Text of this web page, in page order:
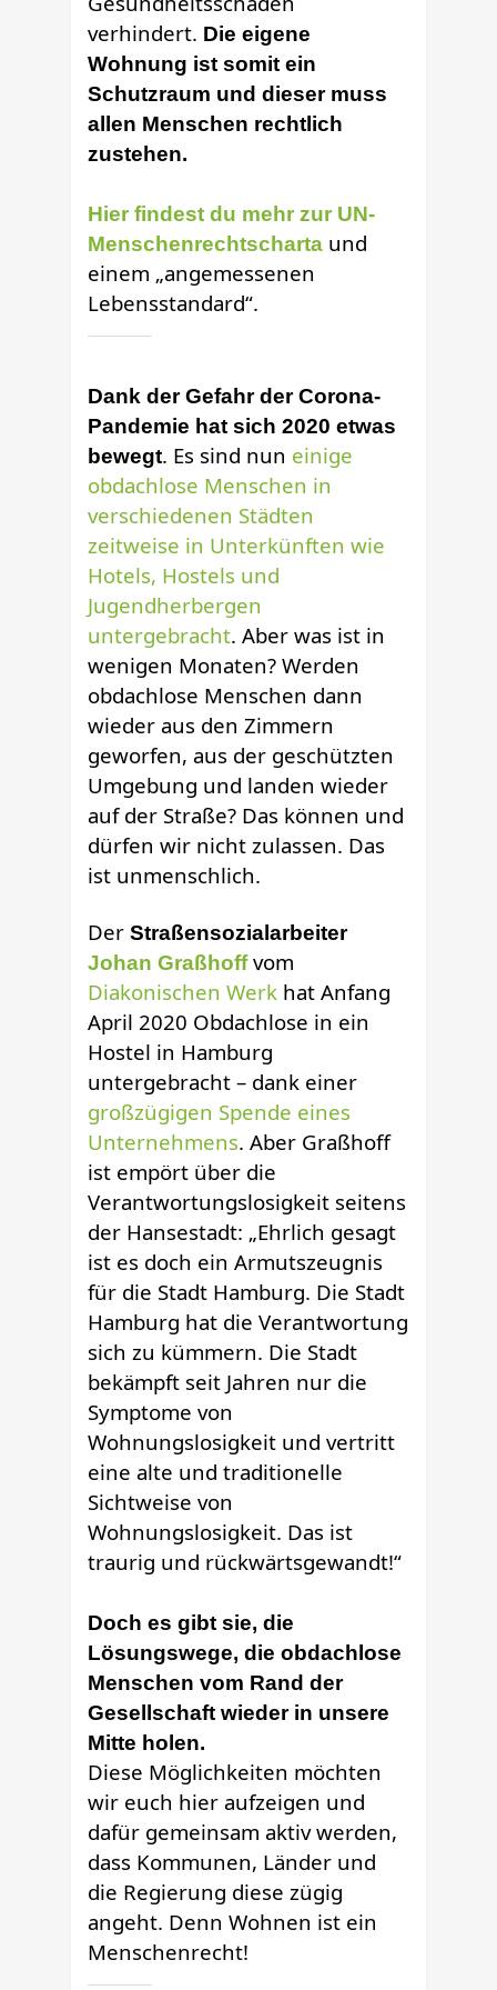
verhindert. Die eigene
Wohnung ist somit ein
Schutzraum und dieser muss
allen Menschen rechtlich
zustehen.
Hier findest du mehr zur UN-
Menschenrechtscharta und
einem „angemessenen
Lebensstandard“.
Dank der Gefahr der Corona-
Pandemie hat sich 2020 etwas
bewegt. Es sind nun einige
obdachlose Menschen in
verschiedenen Städten
zeitweise in Unterkünften wie
Hotels, Hostels und
Jugendherbergen
untergebracht. Aber was ist in
wenigen Monaten? Werden
obdachlose Menschen dann
wieder aus den Zimmern
geworfen, aus der geschützten
Umgebung und landen wieder
auf der Straße? Das können und
dürfen wir nicht zulassen. Das
ist unmenschlich.
DerStraßensozialarbeiter
Johan Graßhoffvom
Diakonischen Werk hat Anfang
April 2020 Obdachlose in ein
Hostel in Hamburg
untergebracht – dank einer
großzügigen Spende eines
Unternehmens. Aber Graßhoff
ist empört über die
Verantwortungslosigkeit seitens
der Hansestadt: „Ehrlich gesagt
ist es doch ein Armutszeugnis
für die Stadt Hamburg. Die Stadt
Hamburg hat die Verantwortung
sich zu kümmern. Die Stadt
bekämpft seit Jahren nur die
Symptome von
Wohnungslosigkeit und vertritt
eine alte und traditionelle
Sichtweise von
Wohnungslosigkeit. Das ist
traurig und rückwärtsgewandt!“
Doch es gibt sie, die
Lösungswege, die obdachlose
Menschen vom Rand der
Gesellschaft wieder in unsere
Mitte holen.
Diese Möglichkeiten möchten
wir euch hier aufzeigen und
dafür gemeinsam aktiv werden,
dass Kommunen, Länder und
die Regierung diese zügig
angeht. Denn Wohnen ist ein
Menschenrecht!